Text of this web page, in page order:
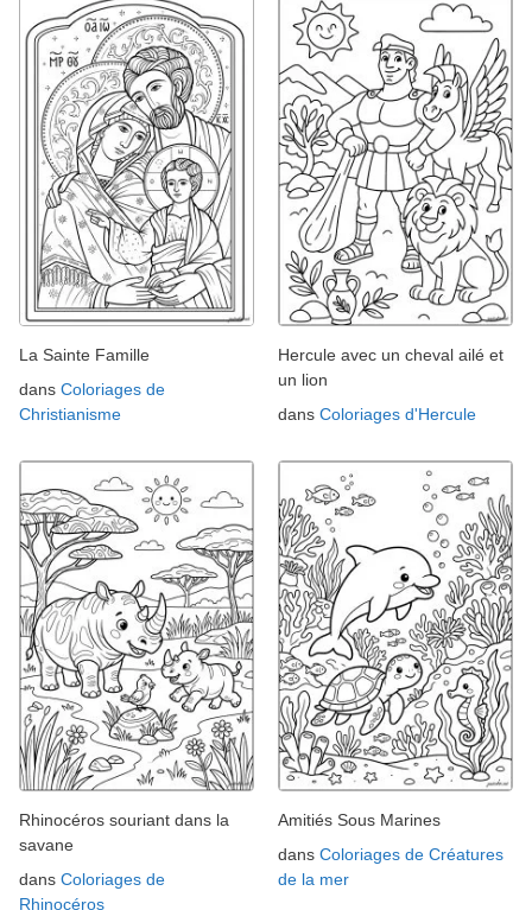
La Sainte Famille
dans Coloriages de
Christianisme
Hercule avec un cheval ailé et
un lion
dans Coloriages d'Hercule
Rhinocéros souriant dans la
savane
dans Coloriages de
Rhinocéros
Amitiés Sous Marines
dans Coloriages de Créatures
de la mer